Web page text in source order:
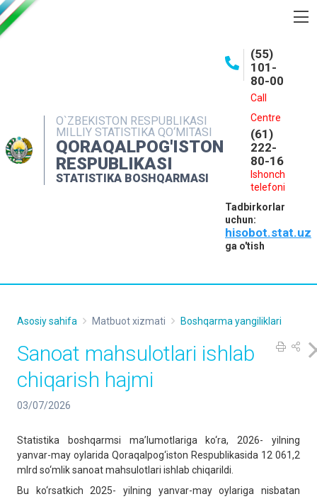
O`ZBEKISTON RESPUBLIKASI
MILLIY STATISTIKA QO‘MITASI
QORAQALPOG'ISTON
RESPUBLIKASI
STATISTIKA BOSHQARMASI
(55)
101-
80-00
Call
Centre
(61)
222-
80-16
Ishonch
telefoni
Tadbirkorlar
uchun:
hisobot.stat.uz
ga o'tish
INTERAKTIV XIZMATLAR
MATBUOT XIZMATI
MUROJAATLAR
Asosiy sahifa Matbuot xizmati Boshqarma yangiliklari
Sanoat mahsulotlari ishlab
chiqarish hajmi
03/07/2026
Statistika boshqarmsi ma’lumotlariga ko‘ra, 2026- yilning
yanvar-may oylarida Qoraqalpog‘iston Respublikasida 12 061,2
mlrd so‘mlik sanoat mahsulotlari ishlab chiqarildi.
Bu ko‘rsatkich 2025- yilning yanvar-may oylariga nisbatan